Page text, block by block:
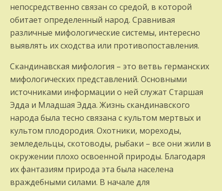
непосредственно связан со средой, в которой
обитает определенный народ. Сравнивая
различные мифологические системы, интересно
выявлять их сходства или противопоставления.
Скандинавская мифология – это ветвь германских
мифологических представлений. Основными
источниками информации о ней служат Старшая
Эдда и Младшая Эдда. Жизнь скандинавского
народа была тесно связана с культом мертвых и
культом плодородия. Охотники, мореходы,
земледельцы, скотоводы, рыбаки – все они жили в
окружении плохо освоенной природы. Благодаря
их фантазиям природа эта была населена
враждебными силами. В начале для